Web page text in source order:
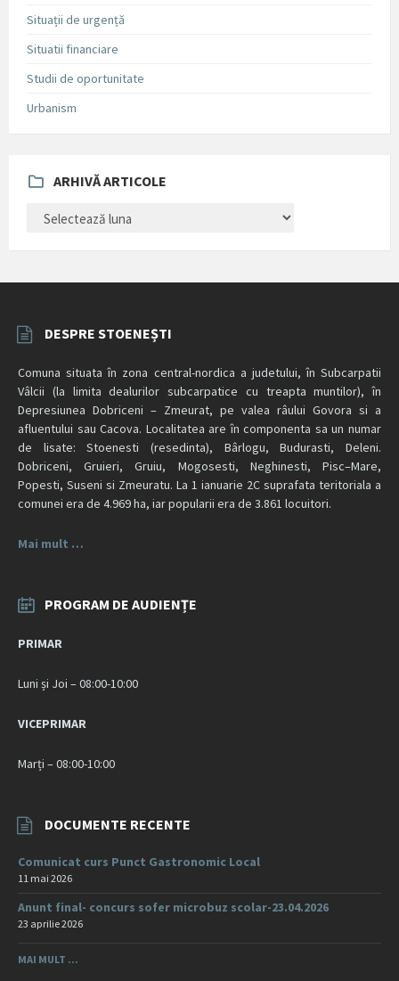
Situații de urgență
Situatii financiare
Studii de oportunitate
Urbanism
ARHIVĂ ARTICOLE
ARTICOLE
DESPRE STOENEȘTI
Comuna situata în zona central-nordica a judetului, în Subcarpatii
Vâlcii (la limita dealurilor subcarpatice cu treapta muntilor), în
Depresiunea Dobriceni – Zmeurat, pe valea râului Govora si a
afluentului sau Cacova. Localitatea are în componenta sa un numar
de lisate: Stoenesti (resedinta), Bârlogu, Budurasti, Deleni.
Dobriceni, Gruieri, Gruiu, Mogosesti, Neghinesti, Pisc–Mare,
Popesti, Suseni si Zmeuratu. La 1 ianuarie 2C suprafata teritoriala a
comunei era de 4.969 ha, iar popularii era de 3.861 locuitori.
Mai mult …
PROGRAM DE AUDIENȚE
PRIMAR
Luni și Joi – 08:00-10:00
VICEPRIMAR
Marți – 08:00-10:00
DOCUMENTE RECENTE
Comunicat curs Punct Gastronomic Local
11 mai 2026
Anunt final- concurs sofer microbuz scolar-23.04.2026
23 aprilie 2026
MAI MULT ...